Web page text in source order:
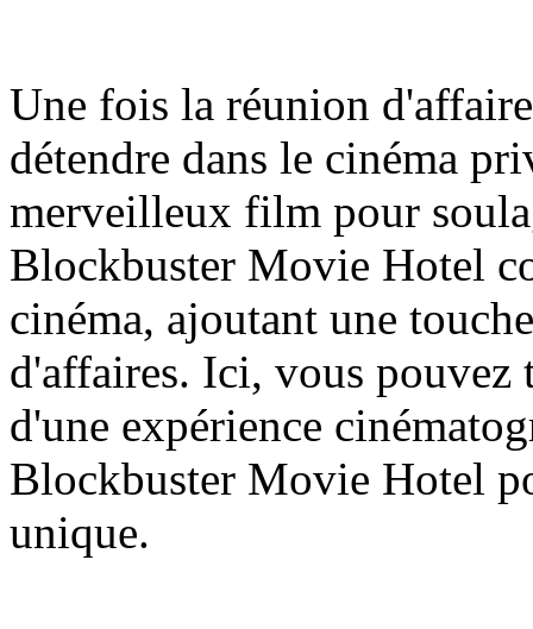
Une fois la réunion
détendre dans le cinéma
merveilleux film pour
Blockbuster Movie Hotel
cinéma, ajoutant une
d'affaires. Ici, vous
d'une expérience
Blockbuster Movie Hotel
unique.